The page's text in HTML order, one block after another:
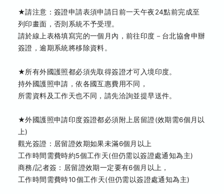
★請注意：簽證申請表須申請日前一天午夜24點前完成至
列印畫面，否則系統不予受理。
請於線上表格填寫完的一個月內，前往印度－台北協會申辦
簽證，逾期系統將移除資料。
★所有外國護照都必須先取得簽證才可入境印度。
持外國護照申請，依各國互惠費用不同，
所需資料及工作天也不同，請先洽詢並提早送件。
★外國護照申請印度簽證都必須附上居留證(效期需6個月以
上)
觀光簽證：居留證效期如果未滿6個月以上
工作時間需費時約5個工作天(但仍需以簽證處通知為主)
商務/記者簽：居留證效期一定要有6個月以上，
工作時間需費時10個工作天(但仍需以簽證處通知為主)